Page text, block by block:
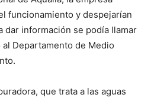
funcionamiento y despejarían
dar información se podía llamar
Departamento de Medio
que trata a las aguas